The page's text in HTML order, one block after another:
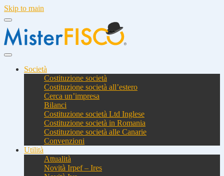
Skip to main
Società
Costituzione società
Costituzione società all’estero
Cerca un’impresa
Bilanci
Costituzione società Ltd Inglese
Costituzione società in Romania
Costituzione società alle Canarie
Convenzioni
Utilità
Attualità
Novità Irpef – Ires